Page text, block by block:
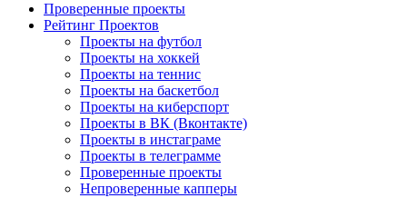
Проверенные проекты
Рейтинг Проектов
Проекты на футбол
Проекты на хоккей
Проекты на теннис
Проекты на баскетбол
Проекты на киберспорт
Проекты в ВК (Вконтакте)
Проекты в инстаграме
Проекты в телеграмме
Проверенные проекты
Непроверенные капперы